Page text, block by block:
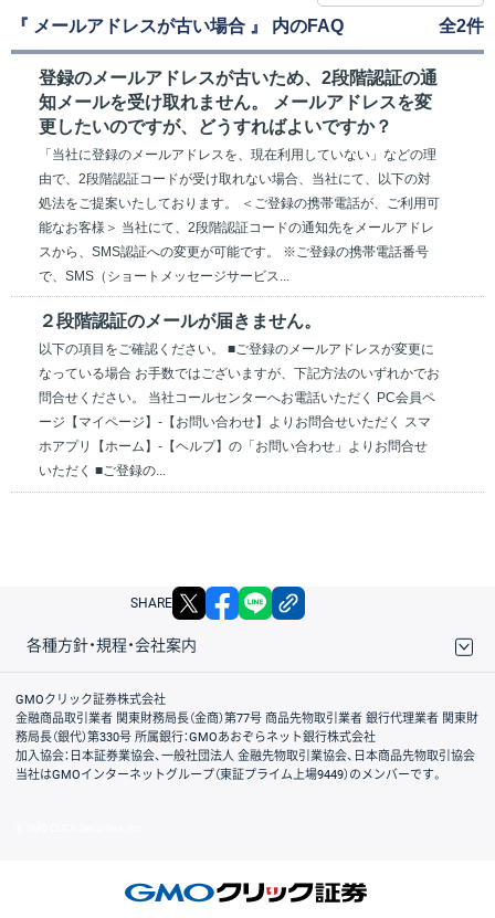
『 メールアドレスが古い場合 』 内のFAQ 全2件
登録のメールアドレスが古いため、2段階認証の通
知メールを受け取れません。 メールアドレスを変
更したいのですが、どうすればよいですか？
「当社に登録のメールアドレスを、現在利用していない」などの理
由で、2段階認証コードが受け取れない場合、当社にて、以下の対
処法をご提案いたしております。 ＜ご登録の携帯電話が、ご利用可
能なお客様＞ 当社にて、2段階認証コードの通知先をメールアドレ
スから、SMS認証への変更が可能です。 ※ご登録の携帯電話番号
で、SMS（ショートメッセージサービス...
２段階認証のメールが届きません。
以下の項目をご確認ください。 ■ご登録のメールアドレスが変更に
なっている場合 お手数ではございますが、下記方法のいずれかでお
問合せください。 当社コールセンターへお電話いただく PC会員ペ
ージ【マイページ】‐【お問い合わせ】よりお問合せいただく スマ
ホアプリ【ホーム】‐【ヘルプ】の「お問い合わせ」よりお問合せ
いただく ■ご登録の...
SHARE X facebook
各種方針・規程・会社案内
取引規程・約款
サイトマップ
その他のご案内
個人情報保護方針
最良執行方針
サイトのご利用について
ディスクレイマー
信託保全
リスク説明
会社案内
GMOクリック証券株式会社
金融商品取引業者 関東財務局長（金商）第77号 商品先物取引業者 銀行代理業者 関東財
務局長（銀代）第330号 所属銀行：GMOあおぞらネット銀行株式会社
加入協会：日本証券業協会、一般社団法人 金融先物取引業協会、日本商品先物取引協会
当社はGMOインターネットグループ（東証プライム上場9449）のメンバーです。